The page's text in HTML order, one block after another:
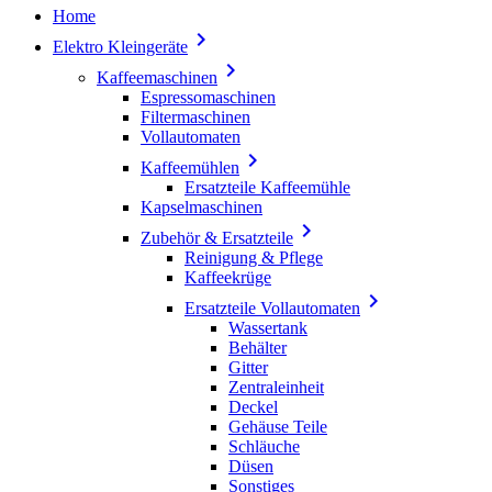
Home
Elektro Kleingeräte 
Kaffeemaschinen 
Espressomaschinen
Filtermaschinen
Vollautomaten
Kaffeemühlen 
Ersatzteile Kaffeemühle
Kapselmaschinen
Zubehör & Ersatzteile 
Reinigung & Pflege
Kaffeekrüge
Ersatzteile Vollautomaten 
Wassertank
Behälter
Gitter
Zentraleinheit
Deckel
Gehäuse Teile
Schläuche
Düsen
Sonstiges